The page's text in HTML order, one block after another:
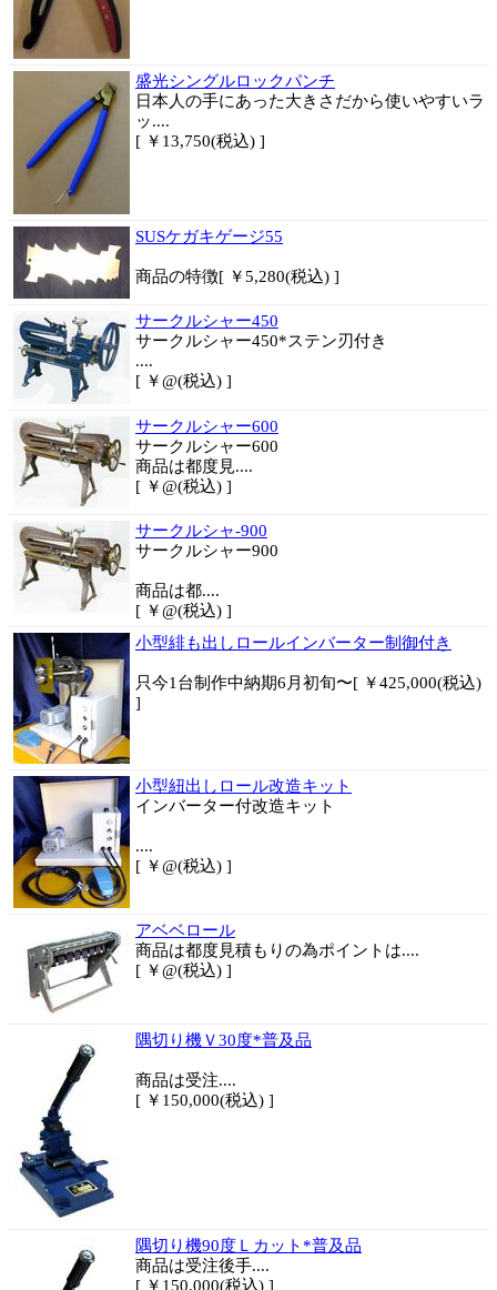
盛光シングルロックパンチ
日本人の手にあった大きさだから使いやすいラ
ッ....
[ ￥13,750(税込) ]
SUSケガキゲージ55
商品の特徴[ ￥5,280(税込) ]
サークルシャー450
サークルシャー450*ステン刃付き
....
[ ￥@(税込) ]
サークルシャー600
サークルシャー600
商品は都度見....
[ ￥@(税込) ]
サークルシャ-900
サークルシャー900
商品は都....
[ ￥@(税込) ]
小型緋も出しロールインバーター制御付き
只今1台制作中納期6月初旬〜[ ￥425,000(税込)
]
小型紐出しロール改造キット
インバーター付改造キット
....
[ ￥@(税込) ]
アベベロール
商品は都度見積もりの為ポイントは....
[ ￥@(税込) ]
隅切り機Ｖ30度*普及品
商品は受注....
[ ￥150,000(税込) ]
隅切り機90度Ｌカット*普及品
商品は受注後手....
[ ￥150,000(税込) ]